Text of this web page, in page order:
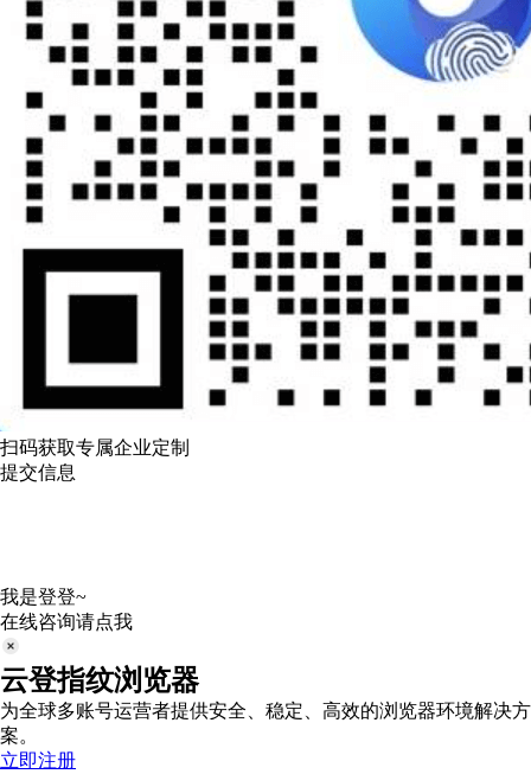
扫码获取专属企业定制
提交信息
我是登登~
在线咨询请点我
云登指纹浏览器
为全球多账号运营者提供安全、稳定、高效的浏览器环境解决方
案。
立即注册